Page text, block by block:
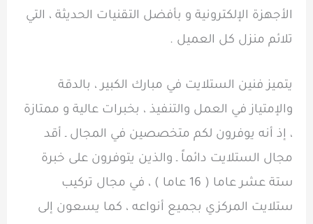
الأجهزة الإلكترونية و بأفضل التقنيات الحديثة ، التي
تلائم منزل كل العميل .
يتميز فنين الستلايت في مبارك الكبير ، بالدقة
والإمتياز في العمل والتنفيذ ، بخبرات عالية و ممتازة
، إذ أنه يوفرون لكم متخصصين في المجال ـ أقد
مجال الستلايت دائماً ـ والذين يتوفرون على خبرة
ستة عشر عاما ( 16 عاما ) ، في مجال تركيب
ستلايت المركزي بجميع أنواعه ، كما يسعون إلى